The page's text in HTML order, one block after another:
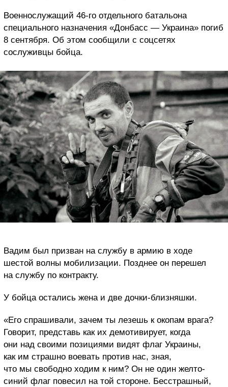
Военнослужащий 46-го отдельного батальона
специального назначения «Донбасс — Украина» погиб
8 сентября. Об этом сообщили с соцсетях
сослуживцы бойца.
Вадим был призван на службу в армию в ходе
шестой волны мобилизации. Позднее он перешел
на службу по контракту.
У бойца остались жена и две дочки-близняшки.
«Его спрашивали, зачем ты лезешь к окопам врага?
Говорит, представь как их демотивирует, когда
они над своими позициями видят флаг Украины,
как им страшно воевать против нас, зная,
что мы свободно ходим к ним? Он не один желто-
синий флаг повесил на той стороне. Бесстрашный,